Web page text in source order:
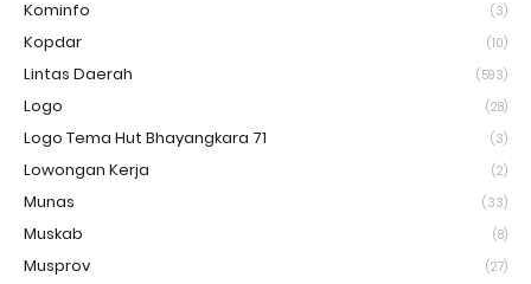
Kominfo (3)
Kopdar (10)
Lintas Daerah (593)
Logo (28)
Logo Tema Hut Bhayangkara 71 (3)
Lowongan Kerja (2)
Munas (33)
Muskab (8)
Musprov (27)